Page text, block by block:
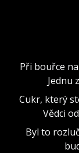
Při bouřce
Jednu
Cukr, který
Vědci
Byl to